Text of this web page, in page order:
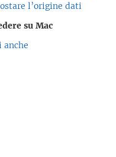
l’origine dati
su Mac
anche